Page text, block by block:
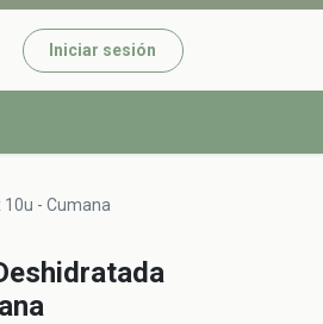
Iniciar sesión
10u - Cumana